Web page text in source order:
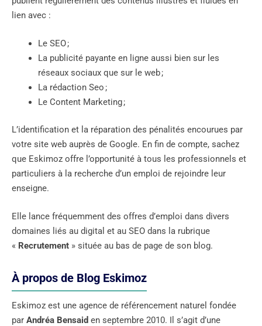
lien avec :
Le SEO ;
La publicité payante en ligne aussi bien sur les
réseaux sociaux que sur le web ;
La rédaction Seo ;
Le Content Marketing ;
L’identification et la réparation des pénalités encourues par
votre site web auprès de Google. En fin de compte, sachez
que Eskimoz offre l’opportunité à tous les professionnels et
particuliers à la recherche d’un emploi de rejoindre leur
enseigne.
Elle lance fréquemment des offres d’emploi dans divers
domaines liés au digital et au SEO dans la rubrique
« Recrutement » située au bas de page de son blog.
À propos de Blog Eskimoz
Eskimoz est une agence de référencement naturel fondée
par Andréa Bensaid en septembre 2010. Il s’agit d’une